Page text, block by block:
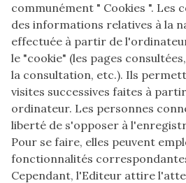
communément " Cookies ". Les
des informations relatives à la
effectuée à partir de
le "cookie" (les pages
la consultation, etc.). Ils
visites successives faites à
ordinateur. Les personnes
liberté de s'opposer à
Pour se faire, elles peuvent
fonctionnalités
Cependant, l'Editeur attire